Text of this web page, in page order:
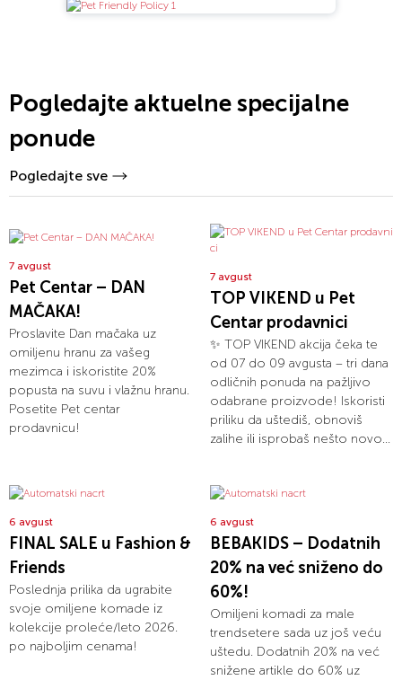
Pogledajte aktuelne specijalne
ponude
Pogledajte sve
7 avgust
Pet Centar – DAN
MAČAKA!
Proslavite Dan mačaka uz
omiljenu hranu za vašeg
mezimca i iskoristite 20%
popusta na suvu i vlažnu hranu.
Posetite Pet centar
prodavnicu!
7 avgust
TOP VIKEND u Pet
Centar prodavnici
✨ TOP VIKEND akcija čeka te
od 07 do 09 avgusta – tri dana
odličnih ponuda na pažljivo
odabrane proizvode! Iskoristi
priliku da uštediš, obnoviš
zalihe ili isprobaš nešto novo...
6 avgust
FINAL SALE u Fashion &
Friends
Poslednja prilika da ugrabite
svoje omiljene komade iz
kolekcije proleće/leto 2026.
po najboljim cenama!
6 avgust
BEBAKIDS – Dodatnih
20% na već sniženo do
60%!
Omiljeni komadi za male
trendsetere sada uz još veću
uštedu. Dodatnih 20% na već
snižene artikle do 60% uz